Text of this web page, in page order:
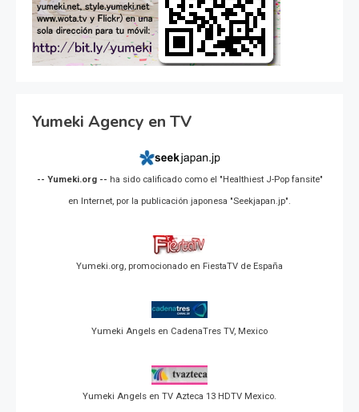
Yumeki Agency en TV
-- Yumeki.org -- ha sido calificado como el "Healthiest J-Pop fansite"
en Internet, por la publicación japonesa "Seekjapan.jp".
Yumeki.org, promocionado en FiestaTV de España
Yumeki Angels en CadenaTres TV, Mexico
Yumeki Angels en TV Azteca 13 HDTV Mexico.